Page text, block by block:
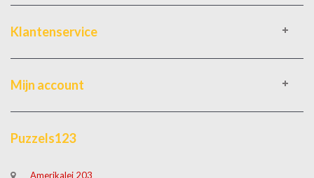
Klantenservice
Mijn account
Puzzels123
Amerikalei 203